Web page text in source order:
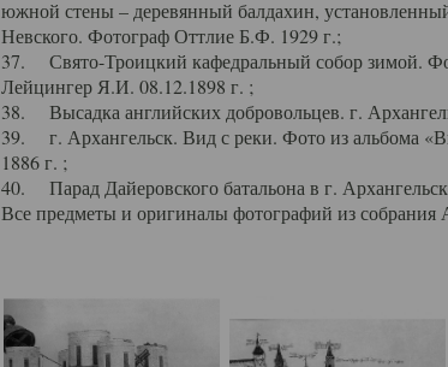
южной стены – деревянный балдахин,
Невского. Фотограф Оттлие Б.Ф. 1929 г.;
37. Свято-Троицкий кафедральный собор зимой.
Лейцингер Я.И. 08.12.1898 г. ;
38. Высадка английских добровольцев. г.
39. г. Архангельск. Вид с реки. Фото из альбома
1886 г. ;
40. Парад Дайеровского батальона в г.
Все предметы и оригиналы фотографий из собрания